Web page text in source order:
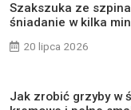
Szakszuka ze
śniadanie w kilka
20 lipca 2026
Jak zrobić grzyby w